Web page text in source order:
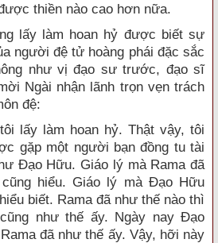
thiền nào cao hơn nữa.
lấy làm hoan hỷ được biết sự
người đệ tử hoàng phái đặc sắc
như vị đạo sư trước, đạo sĩ
Ngài nhận lãnh trọn vẹn trách
đệ:
lấy làm hoan hỷ. Thật vậy, tôi
gặp một người bạn đồng tu tài
Đạo Hữu. Giáo lý mà Rama đã
hiểu. Giáo lý mà Đạo Hữu
biết. Rama đã như thế nào thì
như thế ấy. Ngày nay Đạo
đã như thế ấy. Vậy, hỡi này